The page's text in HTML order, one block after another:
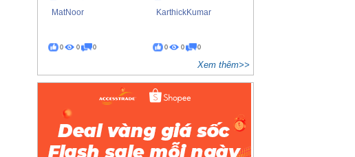
MatNoor
0 0 0
KarthickKumar
0 0 0
Xem thêm>>